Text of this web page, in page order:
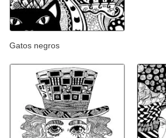
Gatos negros